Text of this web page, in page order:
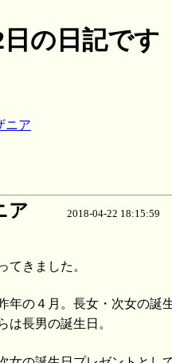
日の日記です
ニア
ア 2018-04-22
てきました。
年の４月。長女・次女の誕
は長男の誕生日。